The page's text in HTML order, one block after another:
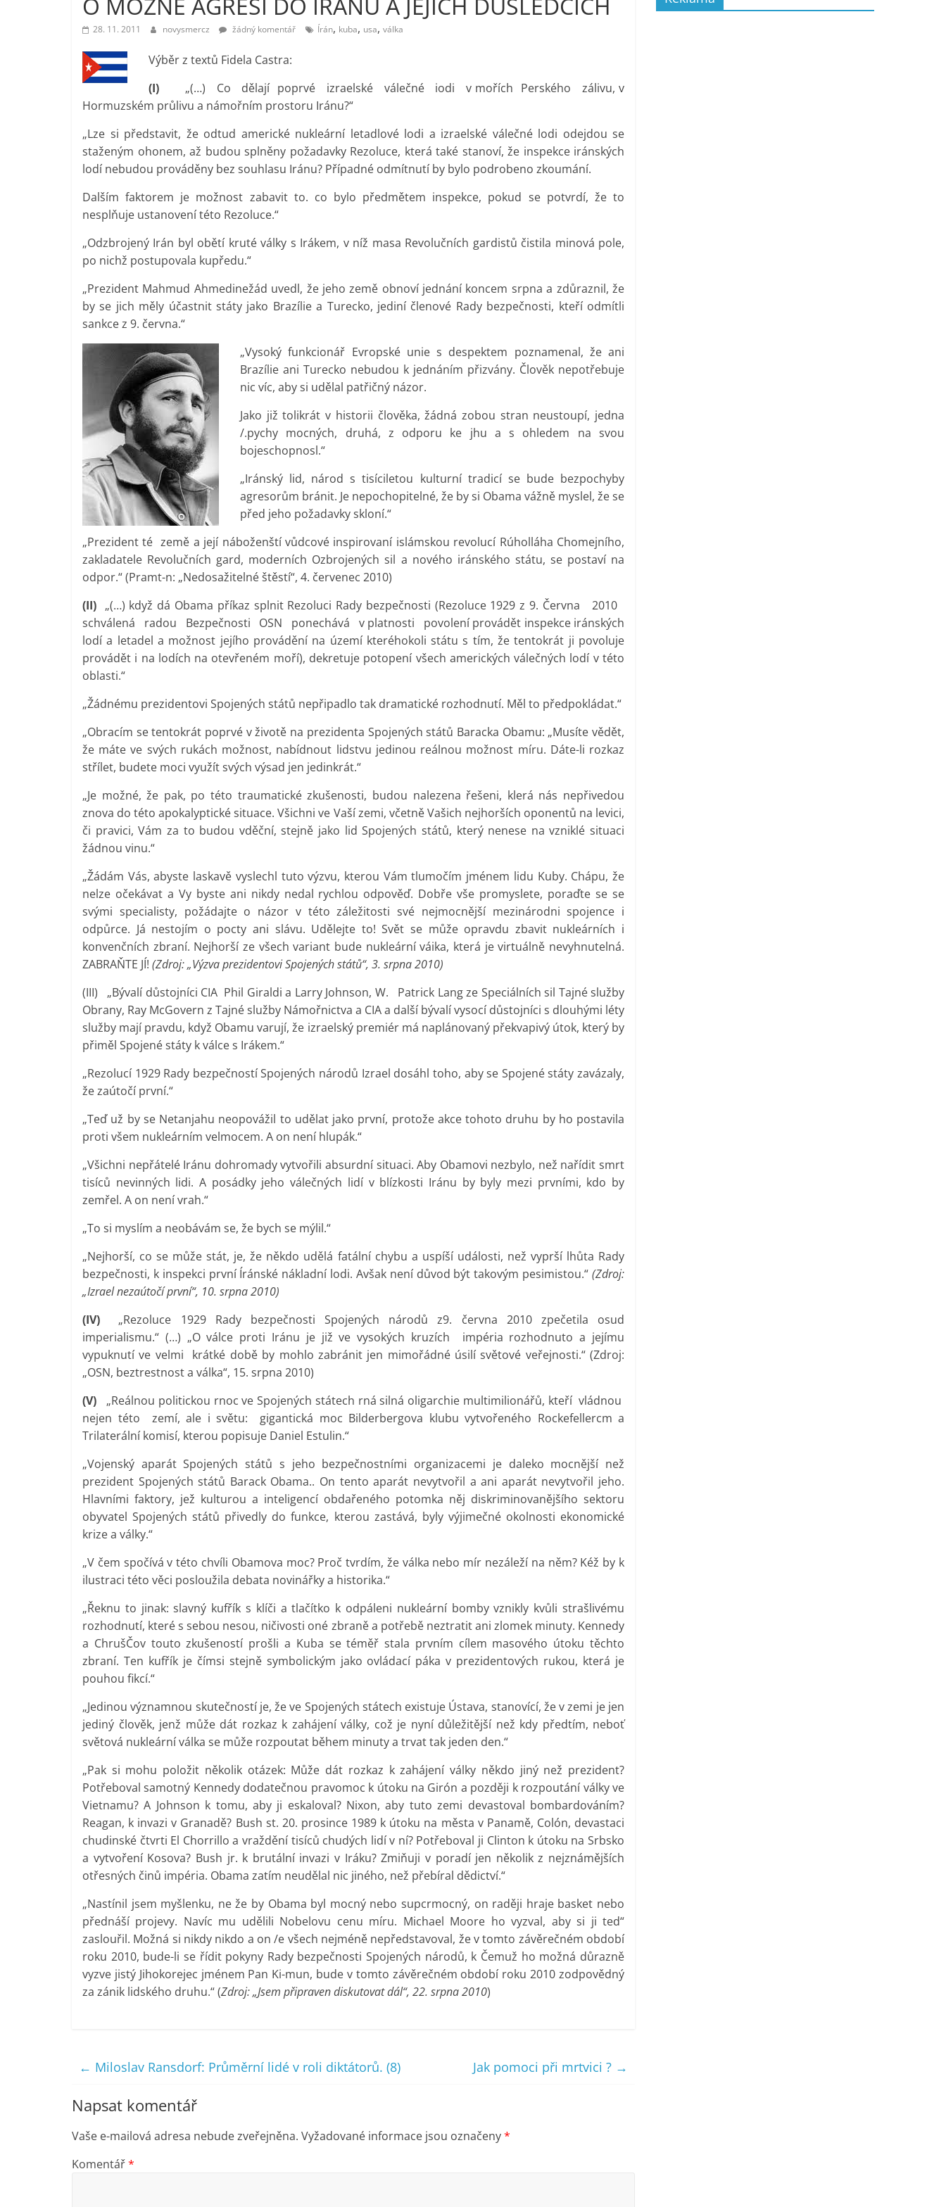
vlastně
prospívá?
O MOŽNÉ AGRESI DO IRÁNU A JEJÍCH DŮSLEDCÍCH
28. 11. 2011 novysmercz žádný komentář Írán, kuba, usa, válka
Výběr z textů Fidela Castra:
(I) „(…) Co dělají poprvé izraelské válečné iodi v mořích Perského zálivu, v
Hormuzském průlivu a námořním prostoru Iránu?“
„Lze si představit, že odtud americké nukleární letadlové lodi a izraelské válečné lodi odejdou se
staženým ohonem, až budou splněny požadavky Rezoluce, která také stanoví, že inspekce iránských
lodí nebudou prováděny bez souhlasu Iránu? Případné odmítnutí by bylo podrobeno zkoumání.
Dalším faktorem je možnost zabavit to. co bylo předmětem inspekce, pokud se potvrdí, že to
nesplňuje ustanovení této Rezoluce.“
„Odzbrojený Irán byl obětí kruté války s Irákem, v níž masa Revolučních gardistů čistila minová pole,
po nichž postupovala kupředu.“
„Prezident Mahmud Ahmedinežád uvedl, že jeho země obnoví jednání koncem srpna a zdůraznil, že
by se jich měly účastnit státy jako Brazílie a Turecko, jediní členové Rady bezpečnosti, kteří odmítli
sankce z 9. června.“
„Vysoký funkcionář Evropské unie s despektem poznamenal, že ani
Brazílie ani Turecko nebudou k jednáním přizvány. Člověk nepotřebuje
nic víc, aby si udělal patřičný názor.
Jako již tolikrát v historii člověka, žádná zobou stran neustoupí, jedna
/.pychy mocných, druhá, z odporu ke jhu a s ohledem na svou
bojeschopnosl.“
„Iránský lid, národ s tisíciletou kulturní tradicí se bude bezpochyby
agresorům bránit. Je nepochopitelné, že by si Obama vážně myslel, že se
před jeho požadavky skloní.“
„Prezident té země a její náboženští vůdcové inspirovaní islámskou revolucí Rúholláha Chomejního,
zakladatele Revolučních gard, moderních Ozbrojených sil a nového iránského státu, se postaví na
odpor.“ (Pramt-n: „Nedosažitelné štěstí“, 4. červenec 2010)
(II) „(…) když dá Obama příkaz splnit Rezoluci Rady bezpečnosti (Rezoluce 1929 z 9. Června 2010
schválená radou Bezpečnosti OSN ponechává v platnosti povolení provádět inspekce iránských
lodí a letadel a možnost jejího provádění na území kteréhokoli státu s tím, že tentokrát ji povoluje
provádět i na lodích na otevřeném moří), dekretuje potopení všech amerických válečných lodí v této
oblasti.“
„Žádnému prezidentovi Spojených států nepřipadlo tak dramatické rozhodnutí. Měl to předpokládat.“
„Obracím se tentokrát poprvé v životě na prezidenta Spojených států Baracka Obamu: „Musíte vědět,
že máte ve svých rukách možnost, nabídnout lidstvu jedinou reálnou možnost míru. Dáte-li rozkaz
střílet, budete moci využít svých výsad jen jedinkrát.“
„Je možné, že pak, po této traumatické zkušenosti, budou nalezena řešeni, klerá nás nepřivedou
znova do této apokalyptické situace. Všichni ve Vaší zemi, včetně Vašich nejhorších oponentů na levici,
či pravici, Vám za to budou vděční, stejně jako lid Spojených států, který nenese na vzniklé situaci
žádnou vinu.“
„Žádám Vás, abyste laskavě vyslechl tuto výzvu, kterou Vám tlumočím jménem lidu Kuby. Chápu, že
nelze očekávat a Vy byste ani nikdy nedal rychlou odpověď. Dobře vše promyslete, poraďte se se
svými specialisty, požádajte o názor v této záležitosti své nejmocnější mezinárodni spojence i
odpůrce. Já nestojím o pocty ani slávu. Udělejte to! Svět se může opravdu zbavit nukleárních i
konvenčních zbraní. Nejhorší ze všech variant bude nukleární váika, která je virtuálně nevyhnutelná.
ZABRAŇTE JÍ! (Zdroj: „Výzva prezidentovi Spojených států“, 3. srpna 2010)
(III) „Bývalí důstojníci CIA Phil Giraldi a Larry Johnson, W. Patrick Lang ze Speciálních sil Tajné služby
Obrany, Ray McGovern z Tajné služby Námořnictva a CIA a další bývalí vysocí důstojníci s dlouhými léty
služby mají pravdu, když Obamu varují, že izraelský premiér má naplánovaný překvapivý útok, který by
přiměl Spojené státy k válce s Irákem.“
„Rezolucí 1929 Rady bezpečností Spojených národů Izrael dosáhl toho, aby se Spojené státy zavázaly,
že zaútočí první.“
„Teď už by se Netanjahu neopovážil to udělat jako první, protože akce tohoto druhu by ho postavila
proti všem nukleárním velmocem. A on není hlupák.“
„Všichni nepřátelé Iránu dohromady vytvořili absurdní situaci. Aby Obamovi nezbylo, než nařídit smrt
tisíců nevinných lidi. A posádky jeho válečných lidí v blízkosti Iránu by byly mezi prvními, kdo by
zemřel. A on není vrah.“
„To si myslím a neobávám se, že bych se mýlil.“
„Nejhorší, co se může stát, je, že někdo udělá fatální chybu a uspíší události, než vyprší lhůta Rady
bezpečnosti, k inspekci první Íránské nákladní lodi. Avšak není důvod být takovým pesimistou.“ (Zdroj:
„Izrael nezaútočí první“, 10. srpna 2010)
(IV) „Rezoluce 1929 Rady bezpečnosti Spojených národů z9. června 2010 zpečetila osud
imperialismu.“ (…) „O válce proti Iránu je již ve vysokých kruzích impéria rozhodnuto a jejímu
vypuknutí ve velmi krátké době by mohlo zabránit jen mimořádné úsilí světové veřejnosti.“ (Zdroj:
„OSN, beztrestnost a válka“, 15. srpna 2010)
(V)
„Reálnou politickou rnoc ve Spojených státech rná silná oligarchie multimilionářů, kteří vládnou
nejen této zemí, ale i světu: gigantická moc Bilderbergova klubu vytvořeného Rockefellercm a
Trilaterální komisí, kterou popisuje Daniel Estulin.“
„Vojenský aparát Spojených států s jeho bezpečnostními organizacemi je daleko mocnější než
prezident Spojených států Barack Obama.. On tento aparát nevytvořil a ani aparát nevytvořil jeho.
Hlavními faktory, jež kulturou a inteligencí obdařeného potomka něj diskriminovanějšího sektoru
obyvatel Spojených států přivedly do funkce, kterou zastává, byly výjimečné okolnosti ekonomické
krize a války.“
„V čem spočívá v této chvíli Obamova moc? Proč tvrdím, že válka nebo mír nezáleží na něm? Kéž by k
ilustraci této věci posloužila debata novinářky a historika.“
„Řeknu to jinak: slavný kufřík s klíči a tlačítko k odpáleni nukleární bomby vznikly kvůli strašlivému
rozhodnutí, které s sebou nesou, ničivosti oné zbraně a potřebě neztratit ani zlomek minuty. Kennedy
a ChrušČov touto zkušeností prošli a Kuba se téměř stala prvním cílem masového útoku těchto
zbraní. Ten kufřík je čímsi stejně symbolickým jako ovládací páka v prezidentových rukou, která je
pouhou fikcí.“
„Jedinou významnou skutečností je, že ve Spojených státech existuje Ústava, stanovící, že v zemi je jen
jediný člověk, jenž může dát rozkaz k zahájení války, což je nyní důležitější než kdy předtím, neboť
světová nukleární válka se může rozpoutat během minuty a trvat tak jeden den.“
„Pak si mohu položit několik otázek: Může dát rozkaz k zahájení války někdo jiný než prezident?
Potřeboval samotný Kennedy dodatečnou pravomoc k útoku na Girón a později k rozpoutání války ve
Vietnamu? A Johnson k tomu, aby ji eskaloval? Nixon, aby tuto zemi devastoval bombardováním?
Reagan, k invazi v Granadě? Bush st. 20. prosince 1989 k útoku na města v Panamě, Colón, devastaci
chudinské čtvrti El Chorrillo a vraždění tisíců chudých lidí v ní? Potřeboval ji Clinton k útoku na Srbsko
a vytvoření Kosova? Bush jr. k brutální invazi v Iráku? Zmiňuji v poradí jen několik z nejznámějších
otřesných činů impéria. Obama zatím neudělal nic jiného, než přebíral dědictví.“
„Nastínil jsem myšlenku, ne že by Obama byl mocný nebo supcrmocný, on raději hraje basket nebo
přednáší projevy. Navíc mu udělili Nobelovu cenu míru. Michael Moore ho vyzval, aby si ji ted“
zaslouřil. Možná si nikdy nikdo a on /e všech nejméně nepředstavoval, že v tomto závěrečném období
roku 2010, bude-li se řídit pokyny Rady bezpečnosti Spojených národů, k Čemuž ho možná důrazně
vyzve jistý Jihokorejec jménem Pan Ki-mun, bude v tomto závěrečném období roku 2010 zodpovědný
za zánik lidského druhu.“ (Zdroj: „Jsem připraven diskutovat dál“, 22. srpna 2010)
← Miloslav Ransdorf: Průměrní lidé v roli diktátorů. (8) Jak pomoci při mrtvici ? →
Napsat komentář
Vaše e-mailová adresa nebude zveřejněna. Vyžadované informace jsou označeny*
Komentář*